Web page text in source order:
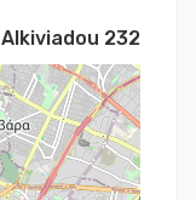
Alkiviadou 232